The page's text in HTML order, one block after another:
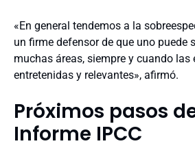
«En general tendemos a la
un firme defensor de que uno puede
muchas áreas, siempre y cuando las
entretenidas y relevantes», afirmó.
Próximos pasos
Informe IPCC